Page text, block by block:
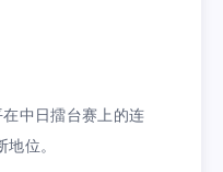
中日擂台赛上的连
位。